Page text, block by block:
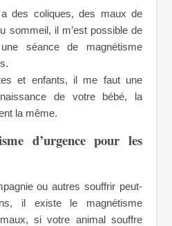
des coliques, des maux de
sommeil, il m’est possible de
séance de magnétisme
et enfants, il me faut une
de votre bébé, la
la même.
d’urgence pour les
ou autres souffrir peut-
il existe le magnétisme
si votre animal souffre